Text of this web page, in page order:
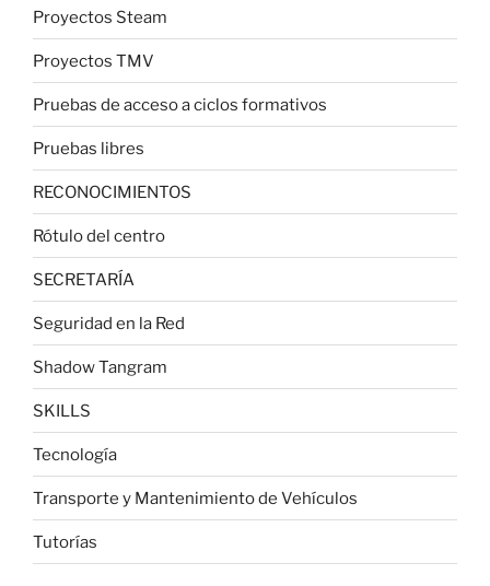
Proyectos Steam
Proyectos TMV
Pruebas de acceso a ciclos formativos
Pruebas libres
RECONOCIMIENTOS
Rótulo del centro
SECRETARÍA
Seguridad en la Red
Shadow Tangram
SKILLS
Tecnología
Transporte y Mantenimiento de Vehículos
Tutorías